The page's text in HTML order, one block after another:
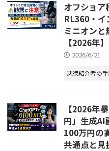
オフショア
RL360・イ
ミニオン
【2026年】
2026/6/21
悪徳紹介者の
【2026年
円」生成AI
100万円の
共通点と見